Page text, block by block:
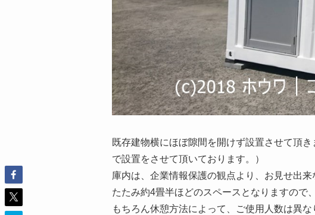
既存建物横にほぼ隙間を開けず設置させて頂
で設置をさせて頂いております。）
庫内は、企業情報保護の観点より、お見せ出
たたみ約4畳半ほどのスペースとなりますので
もちろん休憩方法によって、ご使用人数は異